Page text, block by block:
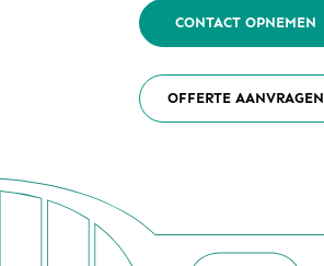
CONTACT OPNEMEN
OFFERTE AANVRAGEN